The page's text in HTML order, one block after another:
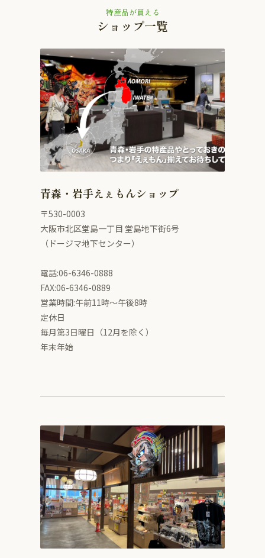
特産品が買える
ショップ一覧
青森・岩手えぇもんショップ
〒530-0003
大阪市北区堂島一丁目 堂島地下街6号
（ドージマ地下センター）
電話:06-6346-0888
FAX:06-6346-0889
営業時間:午前11時～午後8時
定休日
毎月第3日曜日（12月を除く）
年末年始